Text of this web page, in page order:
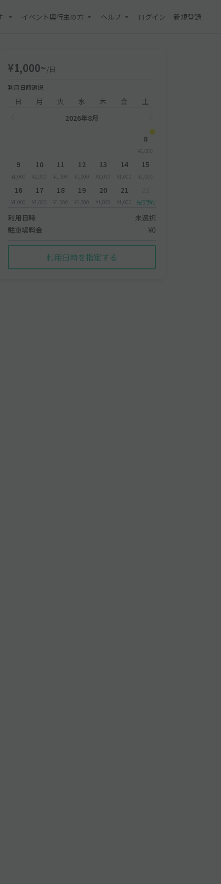
イベント興行主の方 ヘルプ ログイン 新規登録
¥1,000~/日
利用日時選択
日 月 火 水 木 金
土
2026年8月
8
¥1,000
9
¥1,000
10
¥1,000
11
¥1,000
12
¥1,000
13
¥1,000
14
¥1,000
15
¥1,000
16
¥1,000
17
¥1,000
18
¥1,000
19
¥1,000
20
¥1,000
21
¥1,000 先行予約
利用日時
未選択
駐車場料金
¥0
利用日時を指定する